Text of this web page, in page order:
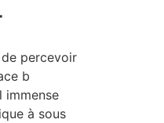
percevoir
b
immense
à sous